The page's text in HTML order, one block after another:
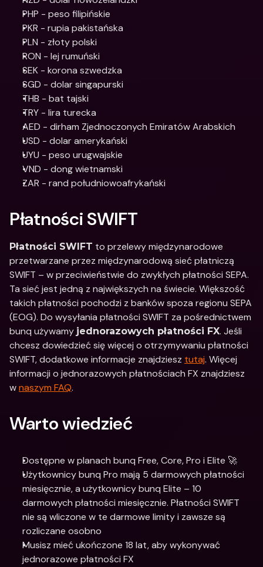
PHP - peso filipińskie
PKR - rupia pakistańska
PLN - złoty polski
RON - lej rumuński
SEK - korona szwedzka
SGD - dolar singapurski
THB - bat tajski
TRY - lira turecka
AED - dirham Zjednoczonych Emiratów Arabskich
USD - dolar amerykański
UYU - peso urugwajskie
VND - dong wietnamski
ZAR - rand południowoafrykański
Płatności SWIFT
Płatności SWIFT to przelewy międzynarodowe
przetwarzane przez międzynarodową sieć płatniczą
SWIFT – w przeciwieństwie do zwykłych płatności SEPA.
Ta sieć jest jedną z największych na świecie. Większość
takich płatności pochodzi z banków spoza regionu SEPA
(EOG). Do wysyłania płatności SWIFT za pośrednictwem
bunq używamy jednorazowych płatności FX. Jeśli
chcesz dowiedzieć się więcej o otrzymywaniu płatności
SWIFT, dodatkowe informacje znajdziesz tutaj. Więcej
informacji o jednorazowych płatnościach FX znajdziesz
w naszym FAQ.
Warto wiedzieć
Dostępne w planach bunq Free, Core, Pro i Elite 🚀
Użytkownicy bunq Pro mają 5 darmowych płatności
miesięcznie, a użytkownicy bunq Elite – 10
darmowych płatności miesięcznie. Płatności SWIFT
nie są wliczone w te darmowe limity i zawsze są
rozliczane osobno
Musisz mieć ukończone 18 lat, aby wykonywać
jednorazowe płatności FX